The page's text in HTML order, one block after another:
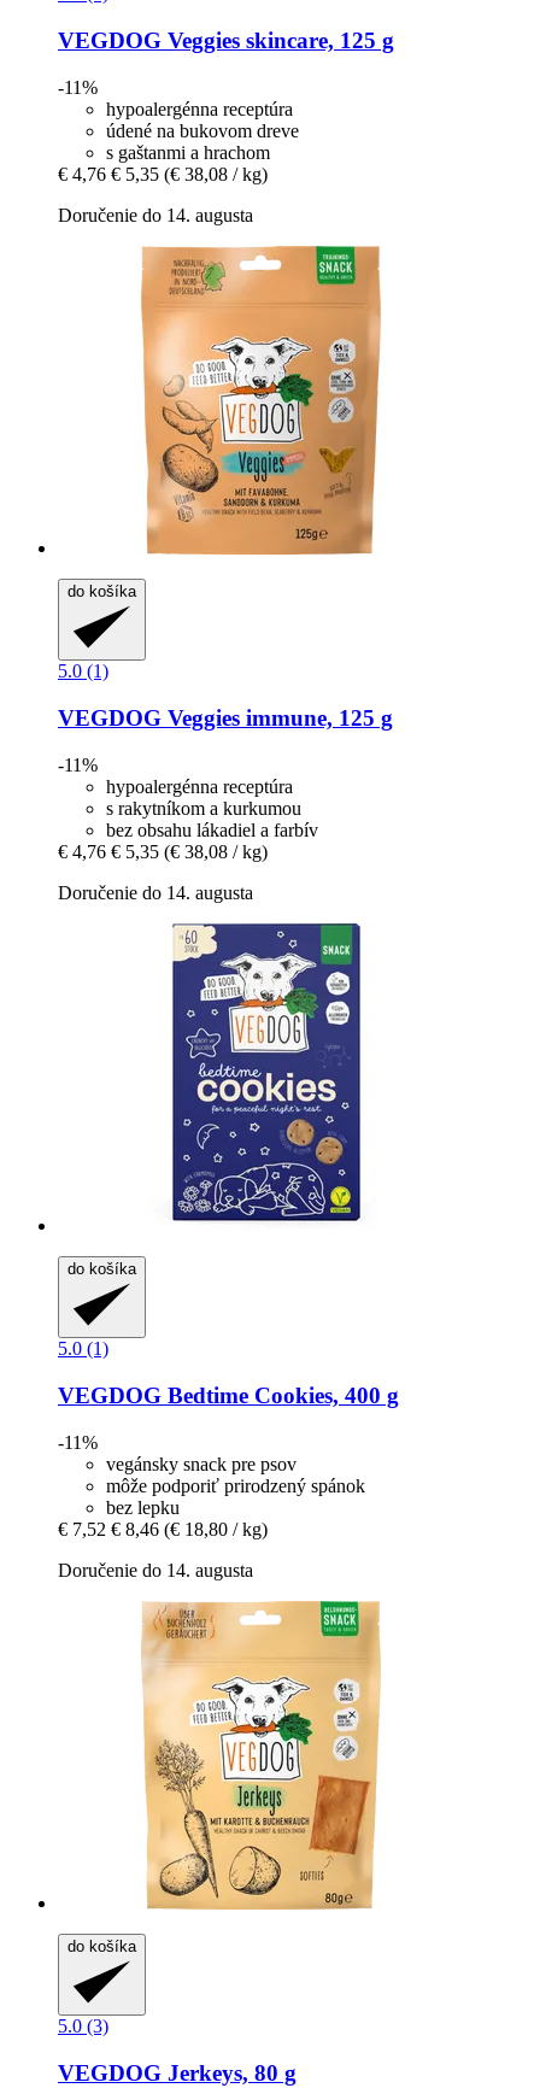
VEGDOG Veggies skincare, 125 g
-11%
hypoalergénna receptúra
údené na bukovom dreve
s gaštanmi a hrachom
€ 4,76 € 5,35 (€ 38,08 / kg)
Doručenie do 14. augusta
do košíka
5.0 (1)
VEGDOG Veggies immune, 125 g
-11%
hypoalergénna receptúra
s rakytníkom a kurkumou
bez obsahu lákadiel a farbív
€ 4,76 € 5,35 (€ 38,08 / kg)
Doručenie do 14. augusta
do košíka
5.0 (1)
VEGDOG Bedtime Cookies, 400 g
-11%
vegánsky snack pre psov
môže podporiť prirodzený spánok
bez lepku
€ 7,52 € 8,46 (€ 18,80 / kg)
Doručenie do 14. augusta
do košíka
5.0 (3)
VEGDOG Jerkeys, 80 g